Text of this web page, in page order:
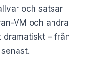
och satsar
VM och andra
– från